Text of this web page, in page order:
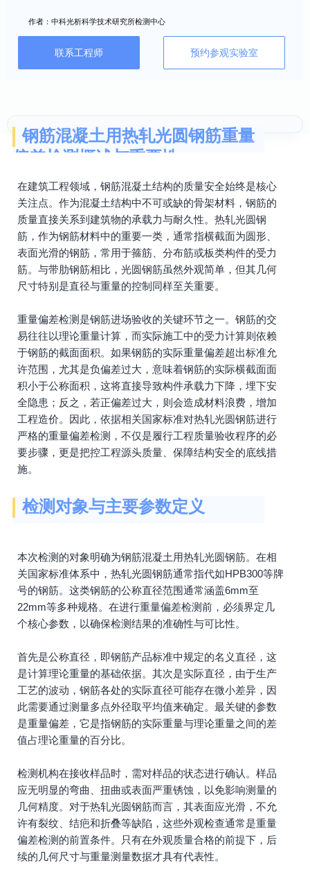
作者：中科光析科学技术研究所检测中心
联系工程师 预约参观实验室
钢筋混凝土用热轧光圆钢筋重量
偏差检测概述与重要性
在建筑工程领域，钢筋混凝土结构的质量安全始终是核心
关注点。作为混凝土结构中不可或缺的骨架材料，钢筋的
质量直接关系到建筑物的承载力与耐久性。热轧光圆钢
筋，作为钢筋材料中的重要一类，通常指横截面为圆形、
表面光滑的钢筋，常用于箍筋、分布筋或板类构件的受力
筋。与带肋钢筋相比，光圆钢筋虽然外观简单，但其几何
尺寸特别是直径与重量的控制同样至关重要。
重量偏差检测是钢筋进场验收的关键环节之一。钢筋的交
易往往以理论重量计算，而实际施工中的受力计算则依赖
于钢筋的截面面积。如果钢筋的实际重量偏差超出标准允
许范围，尤其是负偏差过大，意味着钢筋的实际横截面面
积小于公称面积，这将直接导致构件承载力下降，埋下安
全隐患；反之，若正偏差过大，则会造成材料浪费，增加
工程造价。因此，依据相关国家标准对热轧光圆钢筋进行
严格的重量偏差检测，不仅是履行工程质量验收程序的必
要步骤，更是把控工程源头质量、保障结构安全的底线措
施。
检测对象与主要参数定义
本次检测的对象明确为钢筋混凝土用热轧光圆钢筋。在相
关国家标准体系中，热轧光圆钢筋通常指代如HPB300等牌
号的钢筋。这类钢筋的公称直径范围通常涵盖6mm至
22mm等多种规格。在进行重量偏差检测前，必须界定几
个核心参数，以确保检测结果的准确性与可比性。
首先是公称直径，即钢筋产品标准中规定的名义直径，这
是计算理论重量的基础依据。其次是实际直径，由于生产
工艺的波动，钢筋各处的实际直径可能存在微小差异，因
此需要通过测量多点外径取平均值来确定。最关键的参数
是重量偏差，它是指钢筋的实际重量与理论重量之间的差
值占理论重量的百分比。
检测机构在接收样品时，需对样品的状态进行确认。样品
应无明显的弯曲、扭曲或表面严重锈蚀，以免影响测量的
几何精度。对于热轧光圆钢筋而言，其表面应光滑，不允
许有裂纹、结疤和折叠等缺陷，这些外观检查通常是重量
偏差检测的前置条件。只有在外观质量合格的前提下，后
续的几何尺寸与重量测量数据才具有代表性。